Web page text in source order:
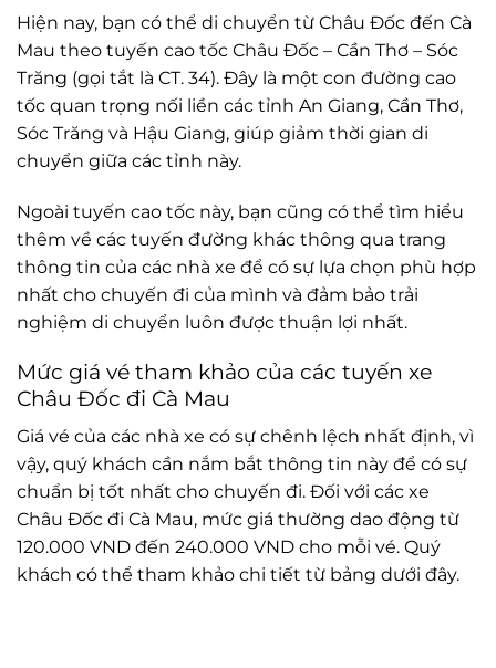
Hiện nay, bạn có thể di chuyển từ Châu Đốc đến Cà
Mau theo tuyến cao tốc Châu Đốc – Cần Thơ – Sóc
Trăng (gọi tắt là CT. 34). Đây là một con đường cao
tốc quan trọng nối liền các tỉnh An Giang, Cần Thơ,
Sóc Trăng và Hậu Giang, giúp giảm thời gian di
chuyển giữa các tỉnh này.
Ngoài tuyến cao tốc này, bạn cũng có thể tìm hiểu
thêm về các tuyến đường khác thông qua trang
thông tin của các nhà xe để có sự lựa chọn phù hợp
nhất cho chuyến đi của mình và đảm bảo trải
nghiệm di chuyển luôn được thuận lợi nhất.
Mức giá vé tham khảo của các tuyến xe
Châu Đốc đi Cà Mau
Giá vé của các nhà xe có sự chênh lệch nhất định, vì
vậy, quý khách cần nắm bắt thông tin này để có sự
chuẩn bị tốt nhất cho chuyến đi. Đối với các xe
Châu Đốc đi Cà Mau, mức giá thường dao động từ
120.000 VND đến 240.000 VND cho mỗi vé. Quý
khách có thể tham khảo chi tiết từ bảng dưới đây.